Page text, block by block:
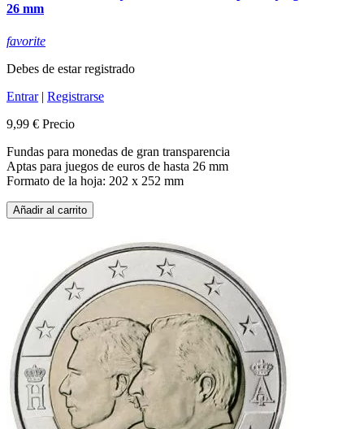
26 mm
favorite
Debes de estar registrado
Entrar| Registrarse
9,99 € Precio
Fundas para monedas de gran transparencia
Aptas para juegos de euros de hasta 26 mm
Formato de la hoja: 202 x 252 mm
Añadir al carrito